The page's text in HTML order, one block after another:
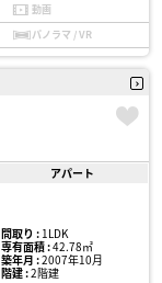
動画
パノラマ / VR
アパート
間取り :1LDK
専有面積 :42.78㎡
築年月 :2007年10月
階建 :2階建